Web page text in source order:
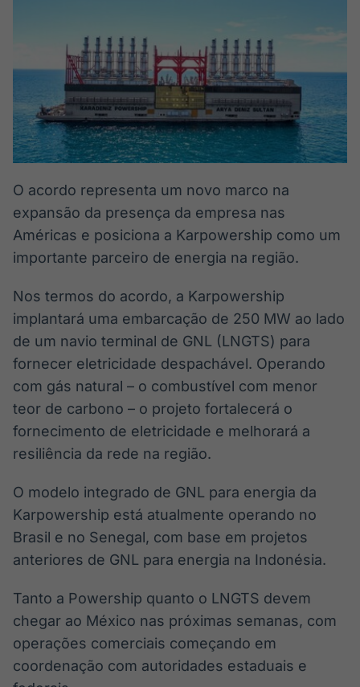
O acordo representa um novo marco na
expansão da presença da empresa nas
Américas e posiciona a Karpowership como um
importante parceiro de energia na região.
Nos termos do acordo, a Karpowership
implantará uma embarcação de 250 MW ao lado
de um navio terminal de GNL (LNGTS) para
fornecer eletricidade despachável. Operando
com gás natural – o combustível com menor
teor de carbono – o projeto fortalecerá o
fornecimento de eletricidade e melhorará a
resiliência da rede na região.
O modelo integrado de GNL para energia da
Karpowership está atualmente operando no
Brasil e no Senegal, com base em projetos
anteriores de GNL para energia na Indonésia.
Tanto a Powership quanto o LNGTS devem
chegar ao México nas próximas semanas, com
operações comerciais começando em
coordenação com autoridades estaduais e